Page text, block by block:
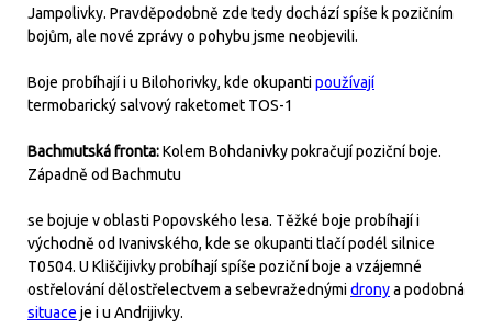
Jampolivky. Pravděpodobně zde tedy dochází spíše k pozičním
bojům, ale nové zprávy o pohybu jsme neobjevili.
Boje probíhají i u Bilohorivky, kde okupantipoužívají
termobarický salvový raketomet TOS-1
Bachmutská fronta:Kolem Bohdanivky pokračují poziční boje.
Západně od Bachmutu
se bojuje v oblasti Popovského lesa. Těžké boje probíhají i
východně od Ivanivského, kde se okupanti tlačí podél silnice
T0504. U Kliščijivky probíhají spíše poziční boje a vzájemné
ostřelování dělostřelectvem a sebevražednýmidronya podobná
situace je i u Andrijivky.